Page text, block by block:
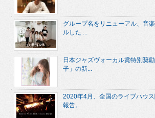
グループ名をリニューアル、音
ルした ...
日本ジャズヴォーカル賞特別奨
子」の新...
2020年4月、全国のライブハウ
報告。